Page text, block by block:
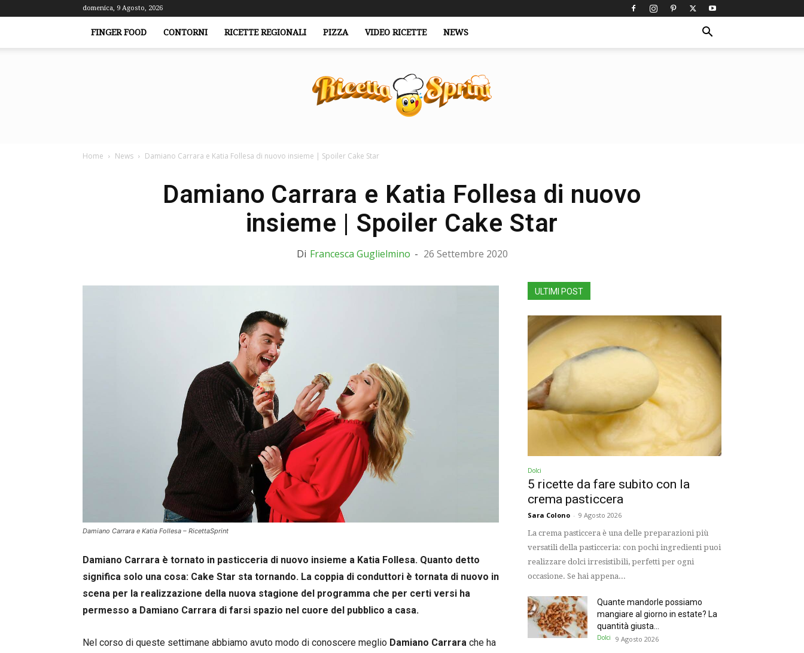
domenica, 9 Agosto, 2026
FINGER FOOD CONTORNI RICETTE REGIONALI PIZZA VIDEO RICETTE NEWS
Home News Damiano Carrara e Katia Follesa di nuovo insieme | Spoiler Cake Star
Damiano Carrara e Katia Follesa di nuovo
insieme | Spoiler Cake Star
Di Francesca Guglielmino - 26 Settembre 2020
Damiano Carrara e Katia Follesa – RicettaSprint
Damiano Carrara è tornato in pasticceria di nuovo insieme a Katia Follesa. Quanto detto
significa solo una cosa: Cake Star sta tornando. La coppia di conduttori è tornata di nuovo in
scena per la realizzazione della nuova stagione del programma che per certi versi ha
permesso a Damiano Carrara di farsi spazio nel cuore del pubblico a casa.
Nel corso di queste settimane abbiamo avuto modo di conoscere meglio Damiano Carrara che ha
ULTIMI POST
Dolci
5 ricette da fare subito con la
crema pasticcera
Sara Colono - 9 Agosto 2026
La crema pasticcera è una delle preparazioni più
versatili della pasticceria: con pochi ingredienti puoi
realizzare dolci irresistibili, perfetti per ogni
occasione. Se hai appena...
Quante mandorle possiamo
mangiare al giorno in estate? La
quantità giusta...
Dolci 9 Agosto 2026